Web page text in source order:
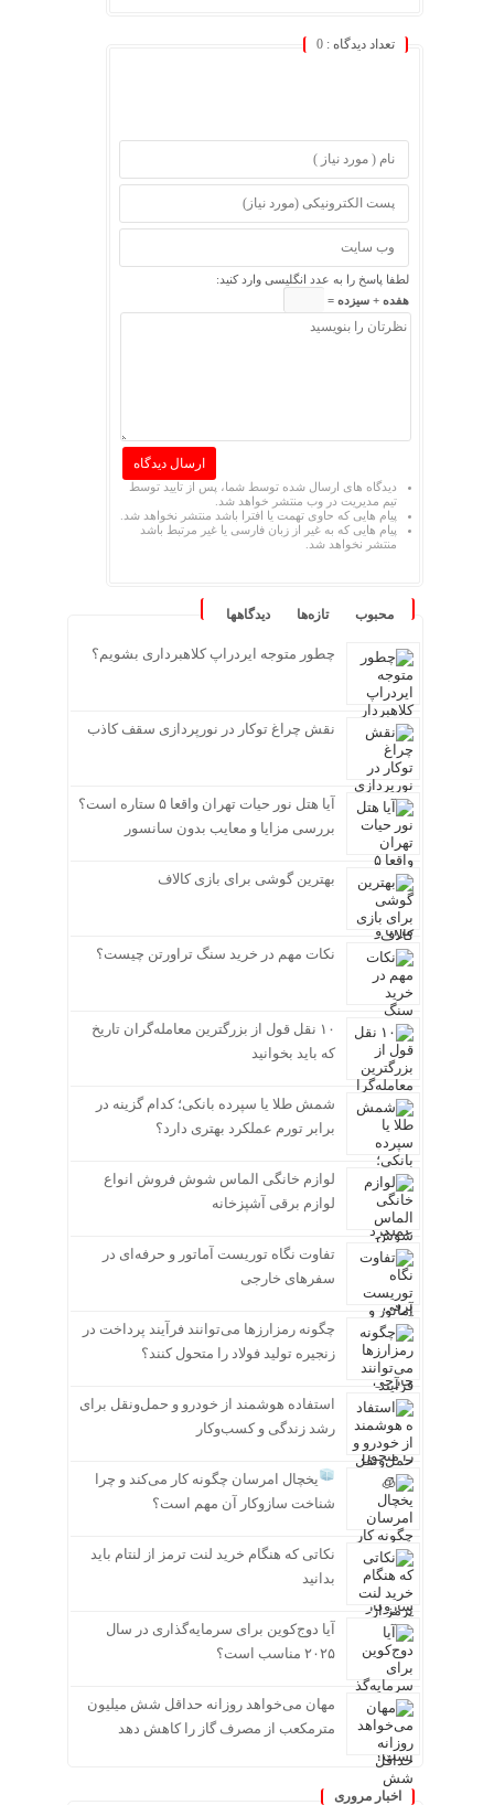
تعداد دیدگاه : 0
لطفا پاسخ را به عدد انگلیسی وارد کنید:
هفده + سیزده =
دیدگاه های ارسال شده توسط شما، پس از تایید توسط
تیم مدیریت در وب منتشر خواهد شد.
پیام هایی که حاوی تهمت یا افترا باشد منتشر نخواهد شد.
پیام هایی که به غیر از زبان فارسی یا غیر مرتبط باشد
منتشر نخواهد شد.
محبوب تازه‌ها دیدگاهها
چطور متوجه ایردراپ کلاهبرداری بشویم؟
نقش چراغ توکار در نورپردازی سقف کاذب
آیا هتل نور حیات تهران واقعا ۵ ستاره است؟
بررسی مزایا و معایب بدون سانسور
بهترین گوشی برای بازی کالاف
نکات مهم در خرید سنگ تراورتن چیست؟
۱۰ نقل قول از بزرگترین معامله‌گران تاریخ
که باید بخوانید
شمش طلا یا سپرده بانکی؛ کدام گزینه در
برابر تورم عملکرد بهتری دارد؟
لوازم خانگی الماس شوش فروش انواع
لوازم برقی آشپزخانه
تفاوت نگاه توریست آماتور و حرفه‌ای در
سفرهای خارجی
چگونه رمزارزها می‌توانند فرآیند پرداخت در
زنجیره تولید فولاد را متحول کنند؟
استفاده هوشمند از خودرو و حمل‌ونقل برای
رشد زندگی و کسب‌وکار
یخچال امرسان چگونه کار می‌کند و چرا
شناخت سازوکار آن مهم است؟
نکاتی که هنگام خرید لنت ترمز از لنتام باید
بدانید
آیا دوج‌کوین برای سرمایه‌گذاری در سال
۲۰۲۵ مناسب است؟
مهان می‌خواهد روزانه حداقل شش میلیون
مترمکعب از مصرف گاز را کاهش دهد
اخبار مروری